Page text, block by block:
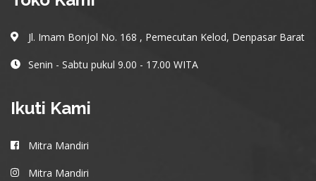
Jl. Imam Bonjol No. 168 , Pemecutan Kelod, Denpasar Barat
Senin - Sabtu pukul 9.00 - 17.00 WITA
Ikuti Kami
Mitra Mandiri
Mitra Mandiri